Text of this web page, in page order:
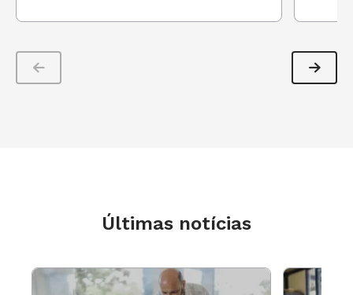
Últimas notícias